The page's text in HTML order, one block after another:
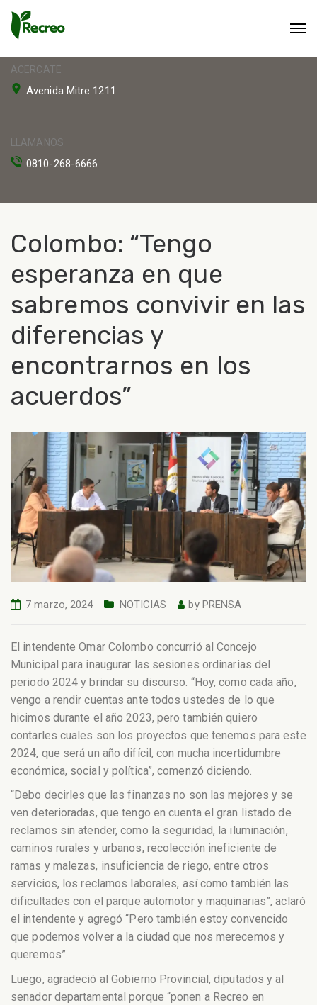
ACERCATE
Avenida Mitre 1211
LLAMANOS
0810-268-6666
Colombo: “Tengo
esperanza en que
sabremos convivir en las
diferencias y
encontrarnos en los
acuerdos”
7 marzo, 2024 NOTICIAS by PRENSA
El intendente Omar Colombo concurrió al Concejo
Municipal para inaugurar las sesiones ordinarias del
periodo 2024 y brindar su discurso. “Hoy, como cada año,
vengo a rendir cuentas ante todos ustedes de lo que
hicimos durante el año 2023, pero también quiero
contarles cuales son los proyectos que tenemos para este
2024, que será un año difícil, con mucha incertidumbre
económica, social y política”, comenzó diciendo.
“Debo decirles que las finanzas no son las mejores y se
ven deterioradas, que tengo en cuenta el gran listado de
reclamos sin atender, como la seguridad, la iluminación,
caminos rurales y urbanos, recolección ineficiente de
ramas y malezas, insuficiencia de riego, entre otros
servicios, los reclamos laborales, así como también las
dificultades con el parque automotor y maquinarias”, aclaró
el intendente y agregó “Pero también estoy convencido
que podemos volver a la ciudad que nos merecemos y
queremos”.
Luego, agradeció al Gobierno Provincial, diputados y al
senador departamental porque “ponen a Recreo en